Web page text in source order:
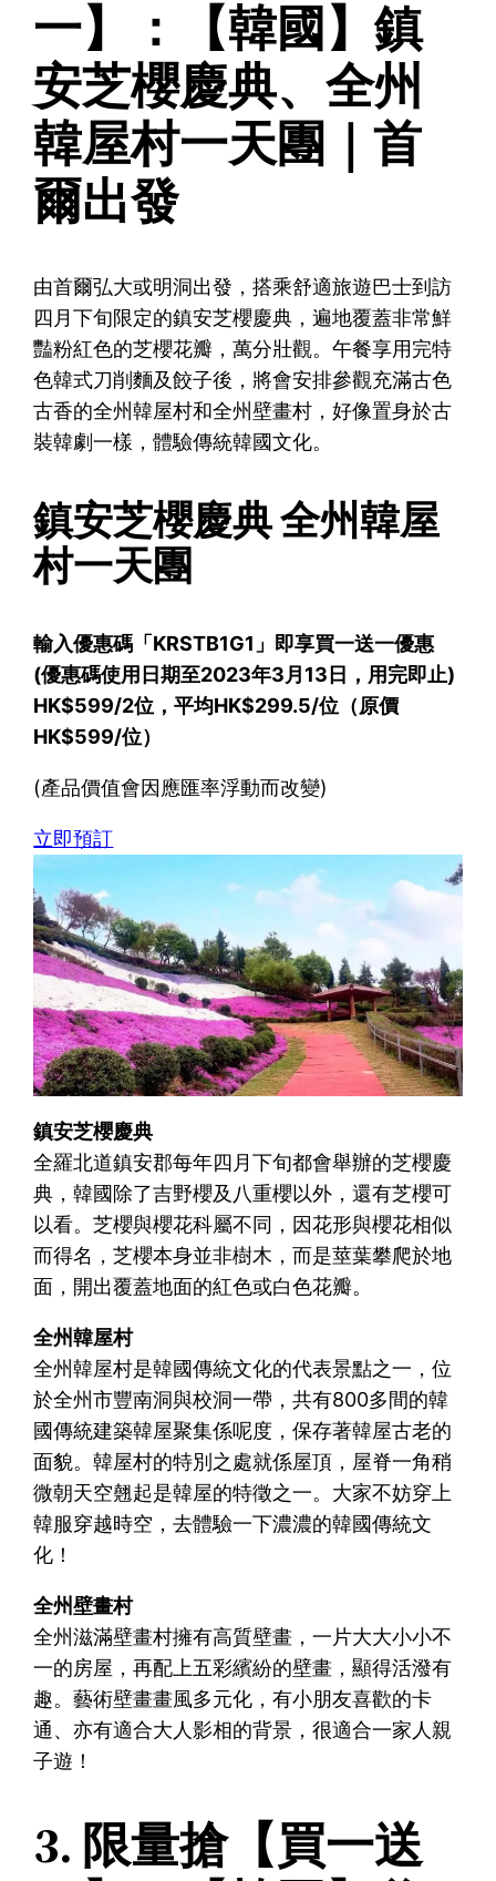
一】：【韓國】鎮
安芝櫻慶典、全州
韓屋村一天團｜首
爾出發
由首爾弘大或明洞出發，搭乘舒適旅遊巴士到訪
四月下旬限定的鎮安芝櫻慶典，遍地覆蓋非常鮮
豔粉紅色的芝櫻花瓣，萬分壯觀。午餐享用完特
色韓式刀削麵及餃子後，將會安排參觀充滿古色
古香的全州韓屋村和全州壁畫村，好像置身於古
裝韓劇一樣，體驗傳統韓國文化。
鎮安芝櫻慶典 全州韓屋
村一天團
輸入優惠碼「KRSTB1G1」即享買一送一優惠
(優惠碼使用日期至2023年3月13日，用完即止)
HK$599/2位，平均HK$299.5/位（原價
HK$599/位）
(產品價值會因應匯率浮動而改變)
立即預訂
鎮安芝櫻慶典
全羅北道鎮安郡每年四月下旬都會舉辦的芝櫻慶
典，韓國除了吉野櫻及八重櫻以外，還有芝櫻可
以看。芝櫻與櫻花科屬不同，因花形與櫻花相似
而得名，芝櫻本身並非樹木，而是莖葉攀爬於地
面，開出覆蓋地面的紅色或白色花瓣。
全州韓屋村
全州韓屋村是韓國傳統文化的代表景點之一，位
於全州市豐南洞與校洞一帶，共有800多間的韓
國傳統建築韓屋聚集係呢度，保存著韓屋古老的
面貌。韓屋村的特別之處就係屋頂，屋脊一角稍
微朝天空翹起是韓屋的特徵之一。大家不妨穿上
韓服穿越時空，去體驗一下濃濃的韓國傳統文
化！
全州壁畫村
全州滋滿壁畫村擁有高質壁畫，一片大大小小不
一的房屋，再配上五彩繽紛的壁畫，顯得活潑有
趣。藝術壁畫畫風多元化，有小朋友喜歡的卡
通、亦有適合大人影相的背景，很適合一家人親
子遊！
3. 限量搶【買一送